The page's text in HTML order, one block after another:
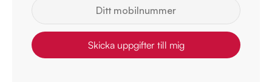
Skicka uppgifter till mig